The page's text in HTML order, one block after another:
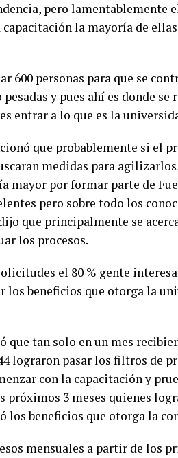
pero lamentablemente
capacitación la mayoría de
600 personas para que se
y pues ahí es donde
entrar a lo que es la
que probablemente si el
medidas para
mayor por formar parte de
pero sobre todo los
que principalmente se
los procesos.
el 80 % gente
los beneficios que otorga la
que tan solo en un mes
lograron pasar los filtros de
con la capacitación y
próximos 3 meses quienes
los beneficios que otorga la
mensuales a partir de los